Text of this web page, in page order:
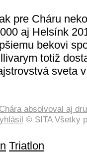
pre Cháru
aj Helsínk
bekovi
totiž
sveta
Chára absolvoval aj
© SITA Všetky
Triatlon